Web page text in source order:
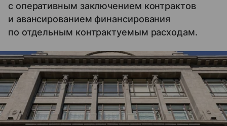
с оперативным заключением контрактов
и авансированием финансирования
по отдельным контрактуемым расходам.